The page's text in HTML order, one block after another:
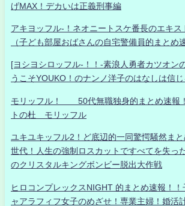
げMAX！デカいは正義刑事編
アキヨッフル-！ネオニートスケ番長のエキス
（子ども部屋おばさんの自宅警備員的まとめ
[ヨシヨシロッフル-！！-素浪人勇者カツオン
うこそYOUKO！のナンノ洋子のはなしは信
モリッフル！ 50代無職独身的まとめ速報
トの杜 モリッフル
ユキユキッフル2！ど底辺的一同驚愕騒然ま
世代！人生の強制ロスカットですべてを失っ
のクリスタルキングボンビー脱出大作戦
ヒロコンプレックスNIGHT 的まとめ速報！
ャアラフィフ女子のめざせ！専業主婦！婚活